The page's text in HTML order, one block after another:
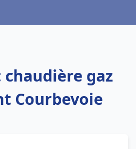
chaudière gaz
Courbevoie